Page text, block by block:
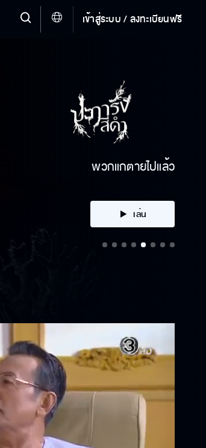
เข้าสู่ระบบ / ลงทะเบียนฟรี